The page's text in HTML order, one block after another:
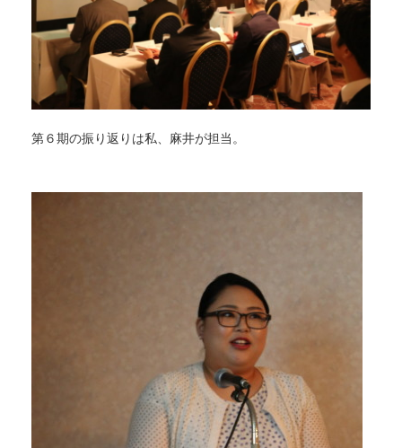
第６期の振り返りは私、麻井が担当。